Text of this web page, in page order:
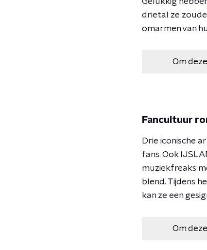
drietal ze
omarmen van
Om
Fancultuur
Drie iconische
fans. Ook
muziekfreaks
blend. Tijdens
kan ze een
Om